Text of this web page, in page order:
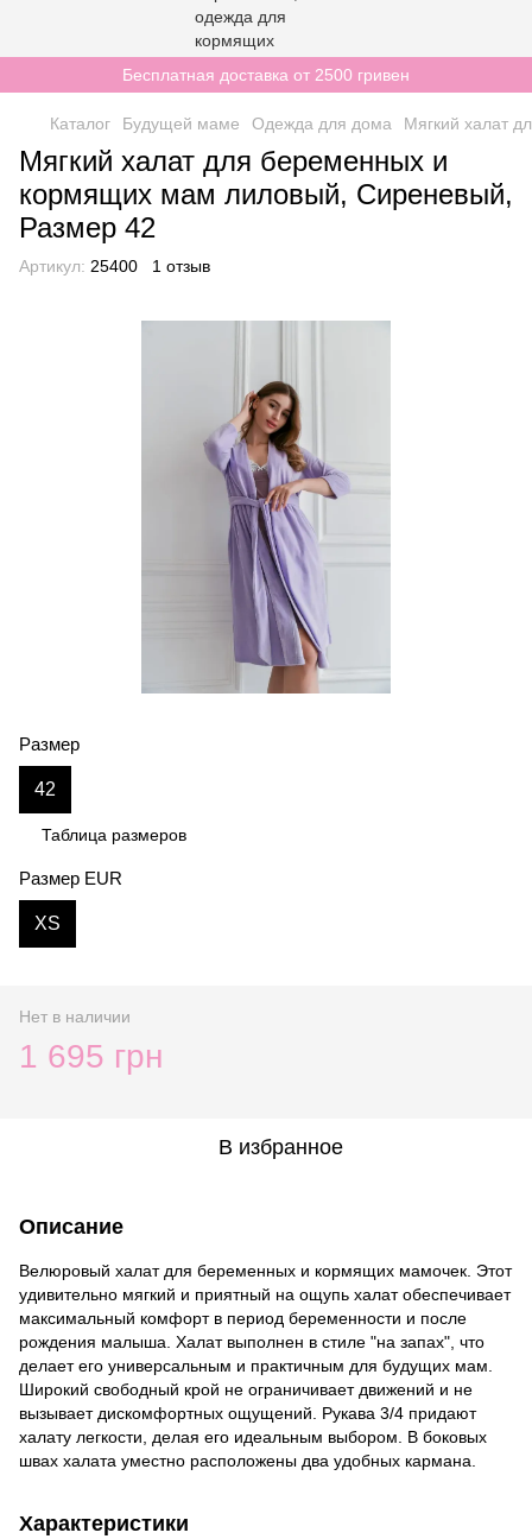
Бесплатная доставка от 2500 гривен
Каталог Будущей маме Одежда для дома Мягкий халат
Мягкий халат для беременных и
кормящих мам лиловый, Сиреневый,
Размер 42
Артикул: 25400 1 отзыв
Размер
42
Таблица размеров
Размер EUR
XS
Нет в наличии
1 695 грн
В избранное
Описание
Велюровый халат для беременных и кормящих мамочек. Этот
удивительно мягкий и приятный на ощупь халат обеспечивает
максимальный комфорт в период беременности и после
рождения малыша. Халат выполнен в стиле "на запах", что
делает его универсальным и практичным для будущих мам.
Широкий свободный крой не ограничивает движений и не
вызывает дискомфортных ощущений. Рукава 3/4 придают
халату легкости, делая его идеальным выбором. В боковых
швах халата уместно расположены два удобных кармана.
Характеристики